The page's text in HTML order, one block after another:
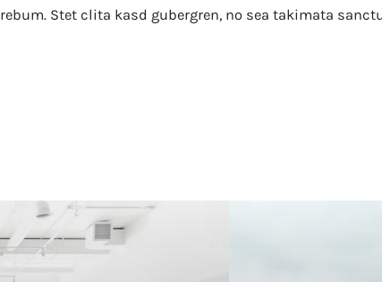
rebum. Stet clita kasd gubergren, no sea takimata